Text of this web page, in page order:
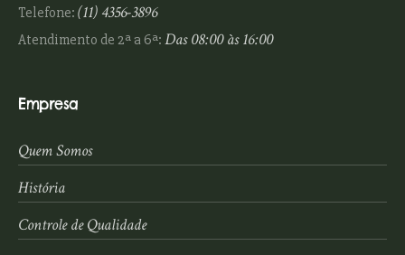
Telefone:(11) 4356-3896
Atendimento de 2ª a 6ª:Das 08:00 às 16:00
Empresa
Quem Somos
História
Controle de Qualidade